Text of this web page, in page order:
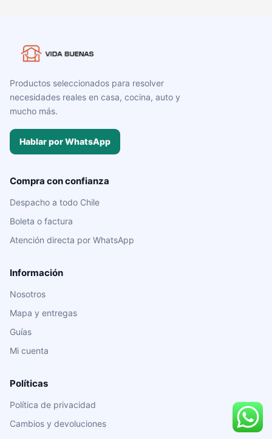
Productos seleccionados para resolver
necesidades reales en casa, cocina, auto y
mucho más.
Hablar por WhatsApp
Compra con confianza
Despacho a todo Chile
Boleta o factura
Atención directa por WhatsApp
Información
Nosotros
Mapa y entregas
Guías
Mi cuenta
Políticas
Política de privacidad
Cambios y devoluciones